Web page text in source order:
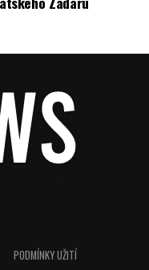
PODMÍNKY UŽITÍ